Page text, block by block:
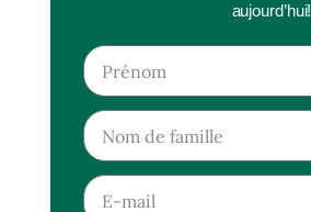
aujourd’hui!